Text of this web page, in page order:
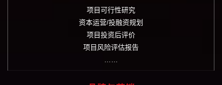
项目可行性研究
资本运营/投融资规划
项目投资后评价
项目风险评估报告
……